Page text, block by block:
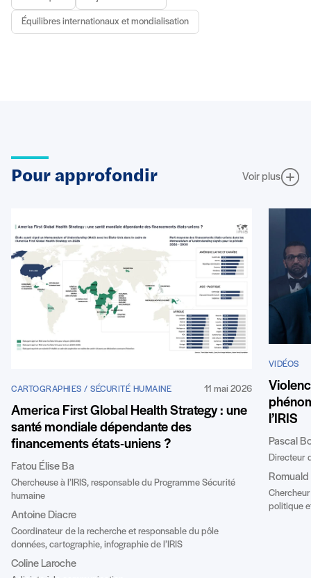
Équilibres internationaux et mondialisation
Pour approfondir Voir plus
CARTOGRAPHIES / SÉCURITÉ HUMAINE 11 mai 2026
America First Global Health Strategy : une
santé mondiale dépendante des
financements états-uniens ?
Fatou Élise Ba
Chercheuse à l’IRIS, responsable du Programme Sécurité
humaine
Antoine Diacre
Coordinateur de la recherche et responsable du pôle
données, cartographie, infographie de l’IRIS
Coline Laroche
VIDÉOS
l’IRIS
Pascal
Directeur
Romuald
politique